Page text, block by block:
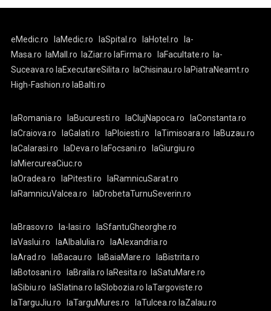
eMedic.ro laMedic.ro laSpital.ro laHotel.ro
la-
Masa.ro
laMall.ro laZiar.ro laFirma.ro laFacultate.ro
la-
Suceava.ro laExecutareSilita.ro laChisinau.ro laPiatraNeamt.ro
High-Fashion.ro laBalti.ro
laRomania.ro laBucuresti.ro laClujNapoca.ro
laConstanta.ro
laCraiova.ro
laGalati.ro laPloiesti.ro laTimisoara.ro
laBuzau.ro
laCalarasi.ro
laDeva.ro laFocsani.ro
laGiurgiu.ro
laMiercureaCiuc.ro
laOradea.ro
laPitesti.ro
laRamnicuSarat.ro
laRamnicuValcea.ro
laDrobetaTurnuSeverin.ro
laBrasov.ro la-Iasi.ro
laSfantuGheorghe.ro
laVaslui.ro
laAlbaIulia.ro
laAlexandria.ro
laArad.ro
laBacau.ro laBaiaMare.ro
laBistrita.ro
laBotosani.ro
laBraila.ro laResita.ro
laSatuMare.ro
laSibiu.ro
laSlatina.ro laSlobozia.ro laTargoviste.ro
laTarguJiu.ro
laTarguMures.ro laTulcea.ro laZalau.ro